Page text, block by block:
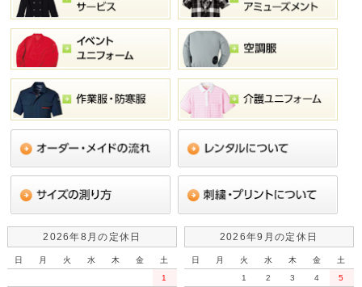
2026年8月の定休日
日 月 火 水 木 金
土
1
2026年9月の定休日
日 月 火 水 木 金
土
1
2 3 4
5